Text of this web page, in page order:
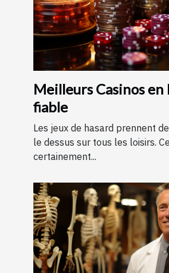
Meilleurs Casinos en
fiable
Les jeux de hasard prennent
le dessus sur tous les loisirs.
certainement...